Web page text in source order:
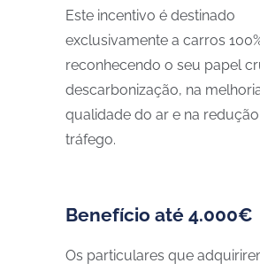
Este incentivo é destinado
exclusivamente a carros
reconhecendo o seu papel
descarbonização, na
qualidade do ar e na
tráfego.
Benefício até 4.000€
Os particulares que